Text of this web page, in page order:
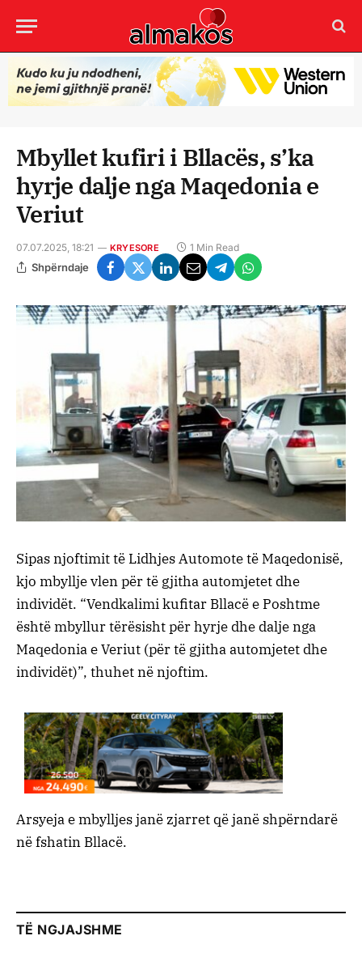
Mbyllet kufiri i Bllacës, s’ka
hyrje dalje nga Maqedonia e
Veriut
07.07.2025, 18:21 KRYESORE 1 Min Read
Shpërndaje
Sipas njoftimit të Lidhjes Automote të Maqedonisë,
kjo mbyllje vlen për të gjitha automjetet dhe
individët. “Vendkalimi kufitar Bllacë e Poshtme
është mbyllur tërësisht për hyrje dhe dalje nga
Maqedonia e Veriut (për të gjitha automjetet dhe
individët)”, thuhet në njoftim.
Arsyeja e mbylljes janë zjarret që janë shpërndarë
në fshatin Bllacë.
TË NGJAJSHME